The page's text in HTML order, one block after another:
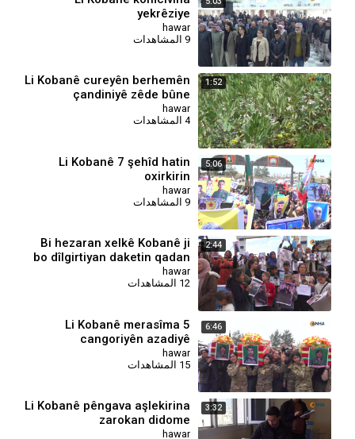
yekrêziye
hawar
9 المشاهدات
1:52
Li Kobanê cureyên berhemên
çandiniyê zêde bûne
hawar
4 المشاهدات
5:06
Li Kobanê 7 şehîd hatin
oxirkirin
hawar
9 المشاهدات
2:44
⁣Bi hezaran xelkê Kobanê ji
bo dîlgirtiyan daketin qadan
hawar
12 المشاهدات
6:46
Li Kobanê merasîma 5
cangoriyên azadiyê
hawar
15 المشاهدات
3:32
⁣Li Kobanê pêngava aşlekirina
zarokan didome
hawar